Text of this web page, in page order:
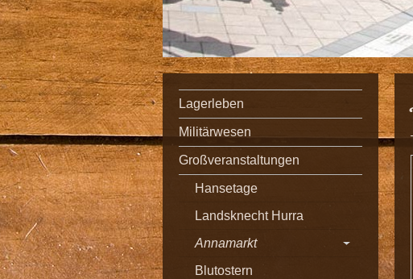
Lagerleben
Militärwesen
Großveranstaltungen
Hansetage
Landsknecht Hurra
Annamarkt
Blutostern